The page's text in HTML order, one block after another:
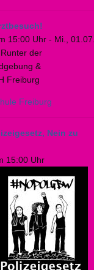
15:00 Uhr - Mi.,
der
&
Freiburg
Freiburg
Nein zu
15:00 Uhr